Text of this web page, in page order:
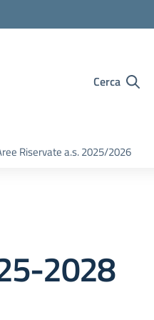
Cerca
Riservate a.s. 2025/2026
2028